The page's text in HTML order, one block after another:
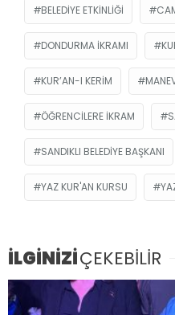
BELEDIYE ETKINLIĞI
DONDURMA IKRAMI
KUR’AN-I KERIM
ÖĞRENCILERE IKRAM
SANDIKLI BELEDIYE BAŞKANI
YAZ KUR'AN KURSU
İLGİNİZİÇEKEBİLİR